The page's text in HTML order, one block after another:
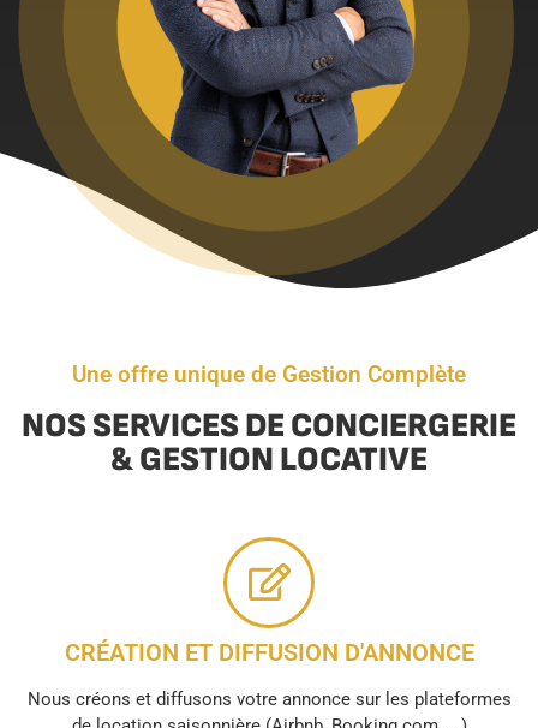
Une offre unique de Gestion Complète
NOS SERVICES DE CONCIERGERIE
& GESTION LOCATIVE
CRÉATION ET DIFFUSION D'ANNONCE
Nous créons et diffusons votre annonce sur les plateformes